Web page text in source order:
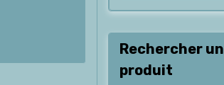
Rechercher un
produit